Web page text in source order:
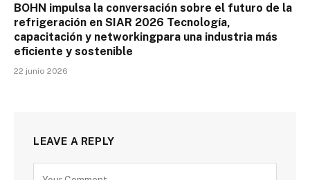
BOHN impulsa la conversación sobre el futuro de la
refrigeración en SIAR 2026 Tecnología,
capacitación y networkingpara una industria más
eficiente y sostenible
22 junio 2026
LEAVE A REPLY